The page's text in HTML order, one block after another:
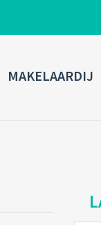
MAKELAARDIJ